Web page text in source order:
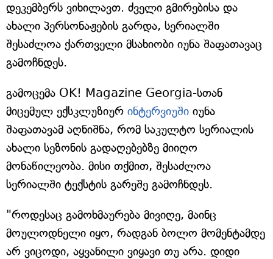
დეკემბერს ვიხილავთ. ძველი გმირებისა და
ახალი პერსონაჟების გარდა, სერიალში
შესაძლოა ქართველი მსახიობი იუნა შაფათავაც
გამოჩნდეს.
გამოცემა OK! Magazine Georgia-სთან
მიცემულ ექსკლუზიურ ინტერვიუში იუნა
შაფათავამ აღნიშნა, რომ საკულტო სერიალის
ახალი სეზონის გადაღებებზე მიიღო
მონაწილეობა. მისი თქმით, შესაძლოა
სერიალში ტექსტის გარეშე გამოჩნდეს.
"როდესაც გამოხმაურება მივიღე, მაინც
მოულოდნელი იყო, რადგან ბოლო მომენტამდე
არ ვიცოდი, აყვანილი ვიყავი თუ არა. დიდი